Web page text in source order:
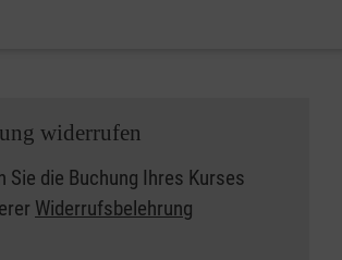
widerrufen
Sie die Buchung Ihres Kurses
Widerrufsbelehrung